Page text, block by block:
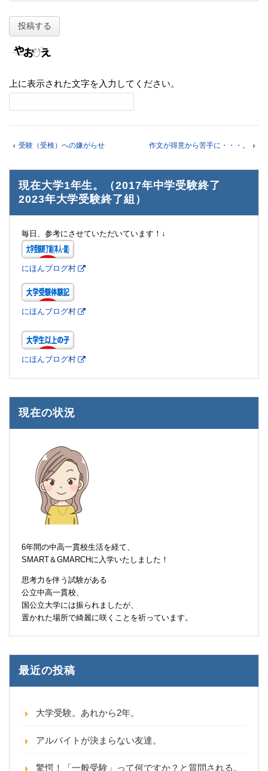
上に表示された文字を入力してください。
受験（受検）への嫌がらせ 作文が得意から苦手に・・・。
現在大学1年生。（2017年中学受験終了
2023年大学受験終了組）
毎日、参考にさせていただいています！↓
にほんブログ村
にほんブログ村
にほんブログ村
現在の状況
6年間の中高一貫校生活を経て、
SMART＆GMARCHに入学いたしました！
思考力を伴う試験がある
公立中高一貫校、
国公立大学には振られましたが、
置かれた場所で綺麗に咲くことを祈っています。
最近の投稿
大学受験。あれから2年。
アルバイトが決まらない友達。
驚愕！「一般受験」って何ですか？と質問される。